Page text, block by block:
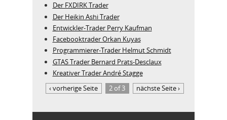
Der FXDIRK Trader
Der Heikin Ashi Trader
Entwickler-Trader Perry Kaufman
Facebooktrader Orkan Kuyas
Programmierer-Trader Helmut Schmidt
GTAS Trader Bernard Prats-Desclaux
Kreativer Trader André Stagge
‹ vorherige Seite
2 of 3 nächste Seite ›